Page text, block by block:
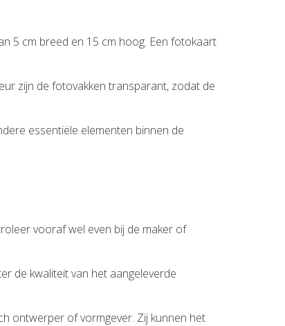
5 cm breed en 15 cm hoog. Een fotokaart
zijn de fotovakken transparant, zodat de
essentiële elementen binnen de
vooraf wel even bij de maker of
de kwaliteit van het aangeleverde
ontwerper of vormgever. Zij kunnen het